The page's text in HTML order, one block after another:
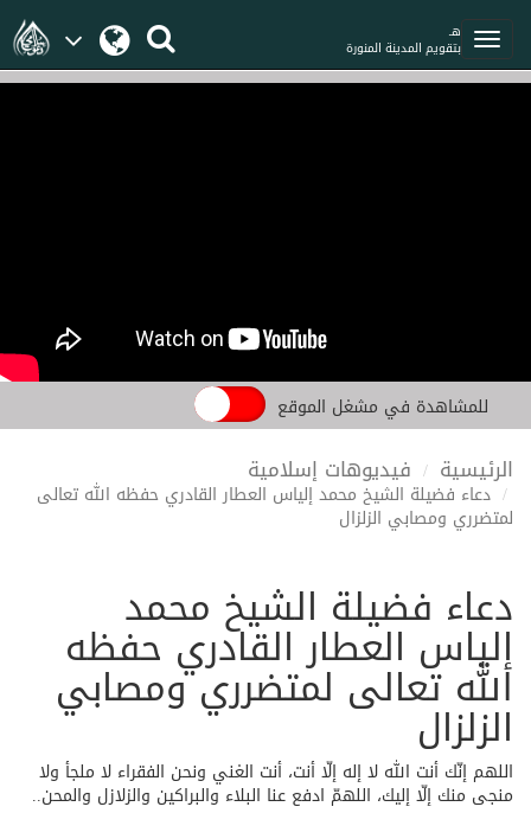
هـ
بتقويم المدينة المنورة
للمشاهدة في مشغل الموقع
الرئيسية فيديوهات إسلامية
دعاء فضيلة الشيخ محمد إلياس العطار القادري حفظه الله تعالى
لمتضرري ومصابي الزلزال
دعاء فضيلة الشيخ محمد
إلياس العطار القادري حفظه
الله تعالى لمتضرري ومصابي
الزلزال
اللهم إنّك أنت الله لا إله إلّا أنت، أنت الغني ونحن الفقراء لا ملجأ ولا
منجى منك إلّا إليك، اللهمّ ادفع عنا البلاء والبراكين والزلازل والمحن..